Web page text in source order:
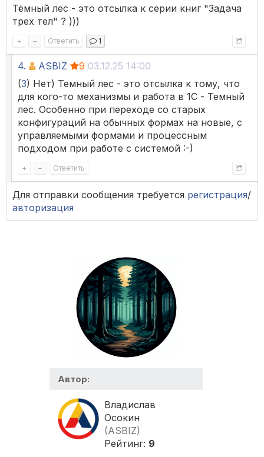
Тёмный лес - это отсылка к серии книг "Задача
трех тел" ? )))
+ – Ответить 1
4. ASBIZ 9 03.12.25 14:00
(3) Нет) Темный лес - это отсылка к тому, что
для кого-то механизмы и работа в 1С - Темный
лес. Особенно при переходе со старых
конфигураций на обычных формах на новые, с
управляемыми формами и процессным
подходом при работе с системой :-)
+ – Ответить
Для отправки сообщения требуется регистрация/
авторизация
Автор:
Владислав
Осокин
(ASBIZ)
Рейтинг: 9